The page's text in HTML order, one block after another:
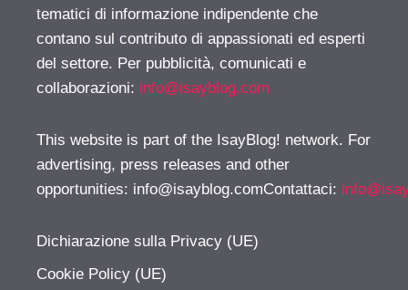
tematici di informazione indipendente che
contano sul contributo di appassionati ed esperti
del settore. Per pubblicità, comunicati e
collaborazioni: info@isayblog.com
This website is part of the IsayBlog! network. For
advertising, press releases and other
opportunities: info@isayblog.comContattaci:
Dichiarazione sulla Privacy (UE)
Cookie Policy (UE)